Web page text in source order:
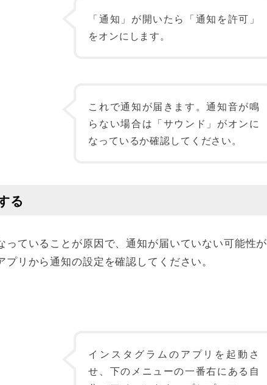
「通知」が開いたら「通知を許可」
をオンにします。
これで通知が届きます。通知音が鳴
らない場合は「サウンド」がオンに
なっているか確認してください。
る
っていることが原因で、通知が届いていない可能性が
リから通知の設定を確認してください。
インスタグラムのアプリを起動さ
せ、下のメニューの一番右にある自